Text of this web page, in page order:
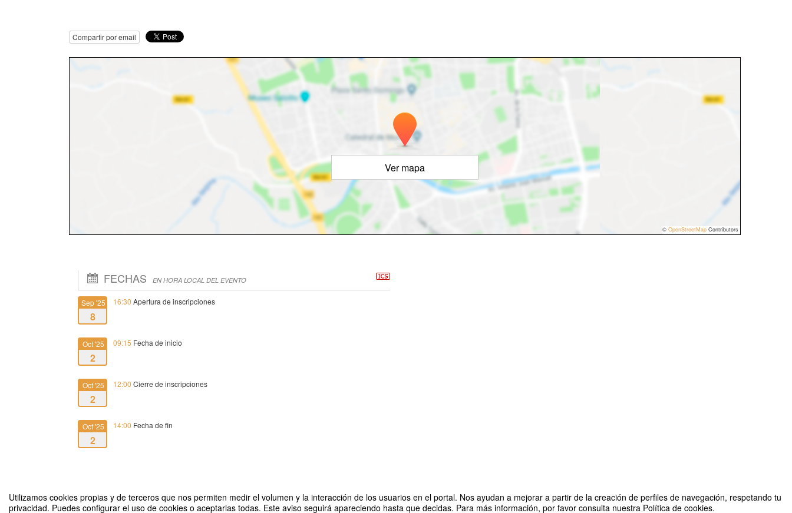
Utilizamos cookies propias y de terceros que nos permiten medir el volumen y la interacción de los usuarios en el portal. Nos ayudan a mejorar a partir de la creación de perfiles de navegación, respetando tu
privacidad. Puedes configurar el uso de cookies o aceptarlas todas. Este aviso seguirá apareciendo hasta que decidas. Para más información, por favor consulta nuestra Política de cookies.
Compartir por email
Ver mapa
© OpenStreetMap Contributors
FECHAS EN HORA LOCAL DEL EVENTO
Sep '25
8
16:30 Apertura de inscripciones
Oct '25
2
09:15 Fecha de inicio
Oct '25
2
12:00 Cierre de inscripciones
Oct '25
2
14:00 Fecha de fin
11ª Jornada de Familia y Discapacidad. Empleos que transforman: ecosistemas laborales inclusivos y calidad de vida Organizado por Cátedra Familia y Discapacidad Fundación Repsol